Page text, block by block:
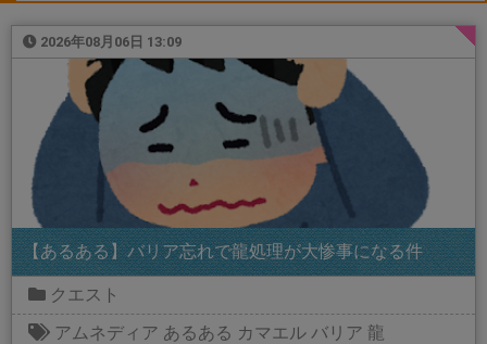
2026年08月06日 13:09
【あるある】バリア忘れで龍処理が大惨事になる件
クエスト
アムネディア あるある カマエル バリア 龍